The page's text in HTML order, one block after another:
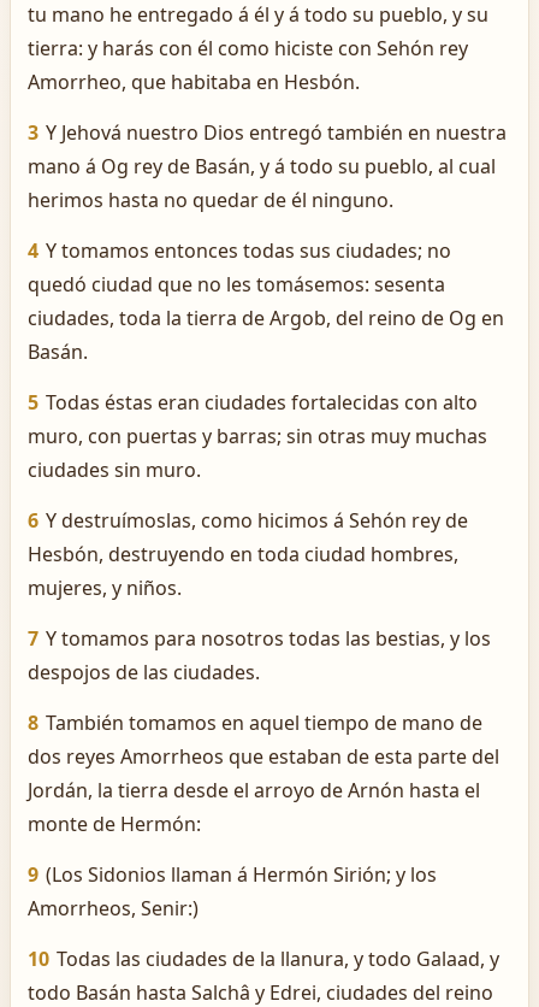
tu mano he entregado á él y á todo su pueblo, y su
tierra: y harás con él como hiciste con Sehón rey
Amorrheo, que habitaba en Hesbón.
3 Y Jehová nuestro Dios entregó también en nuestra
mano á Og rey de Basán, y á todo su pueblo, al cual
herimos hasta no quedar de él ninguno.
4 Y tomamos entonces todas sus ciudades; no
quedó ciudad que no les tomásemos: sesenta
ciudades, toda la tierra de Argob, del reino de Og en
Basán.
5 Todas éstas eran ciudades fortalecidas con alto
muro, con puertas y barras; sin otras muy muchas
ciudades sin muro.
6 Y destruímoslas, como hicimos á Sehón rey de
Hesbón, destruyendo en toda ciudad hombres,
mujeres, y niños.
7 Y tomamos para nosotros todas las bestias, y los
despojos de las ciudades.
8 También tomamos en aquel tiempo de mano de
dos reyes Amorrheos que estaban de esta parte del
Jordán, la tierra desde el arroyo de Arnón hasta el
monte de Hermón:
9 (Los Sidonios llaman á Hermón Sirión; y los
Amorrheos, Senir:)
10 Todas las ciudades de la llanura, y todo Galaad, y
todo Basán hasta Salchâ y Edrei, ciudades del reino